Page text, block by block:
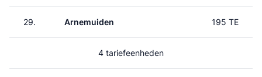
29. Arnemuiden 195 TE
4 tariefeenheden